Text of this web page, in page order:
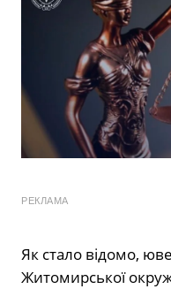
РЕКЛАМА
Як стало відомо,
Житомирської